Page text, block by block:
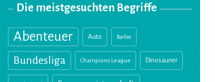
Die meistgesuchten Begriffe
Abenteuer Auto Barbie
Bundesliga Champions League Dinosaurier